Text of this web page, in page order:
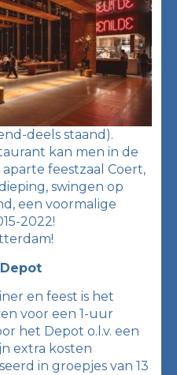
deels staand).
kan men in de
feestzaal Coert,
swingen op
een voormalige
2022!
en feest is het
voor een 1-uur
het Depot o.l.v. een
extra kosten
in groepjes van 13